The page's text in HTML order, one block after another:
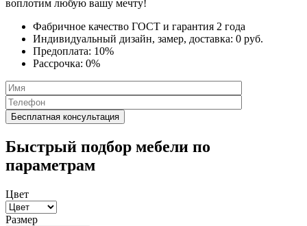
воплотим любую вашу мечту!
Фабричное качество ГОСТ и гарантия 2 года
Индивидуальный дизайн, замер, доставка: 0 руб.
Предоплата: 10%
Рассрочка: 0%
Быстрый подбор мебели по
параметрам
Цвет
Размер